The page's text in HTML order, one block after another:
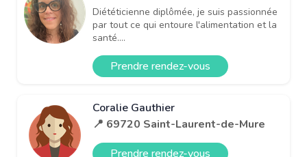
Diététicienne diplômée, je suis passionnée
par tout ce qui entoure l'alimentation et la
santé....
Prendre rendez-vous
Coralie Gauthier
📍 69720 Saint-Laurent-de-Mure
Prendre rendez-vous